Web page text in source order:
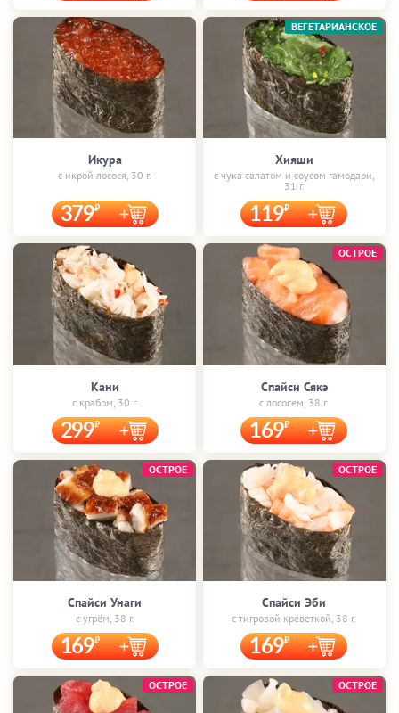
Икура
с икрой лосося, 30 г.
379
Хияши
с чука салатом и соусом гамодари,
31 г.
119
ВЕГЕТАРИАНСКОЕ
Кани
с крабом, 30 г.
299
Спайси Сякэ
с лососем, 38 г.
169
ОСТРОЕ
Спайси Унаги
с угрём, 38 г.
169
ОСТРОЕ
Спайси Эби
с тигровой креветкой, 38 г.
169
ОСТРОЕ
ОСТРОЕ ОСТРОЕ